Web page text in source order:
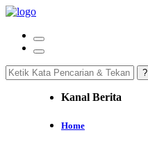
Kanal Berita
Home